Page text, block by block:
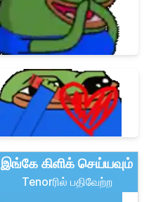
இங்கே கிளிக் செய்யவும்
Tenorரில் பதிவேற்ற